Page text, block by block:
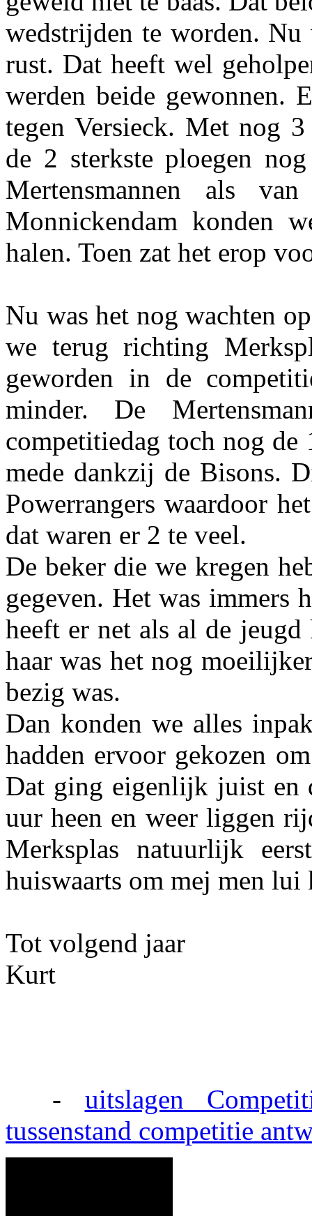
wedstrijden te worden.
rust. Dat heeft wel
werden beide gewonnen.
tegen Versieck. Met nog
de 2 sterkste ploegen
Mertensmannen als
Monnickendam konden
halen. Toen zat het erop
Nu was het nog wachten
we terug richting
geworden in de
minder. De
competitiedag toch nog de
mede dankzij de Bisons.
Powerrangers waardoor
dat waren er 2 te veel.
De beker die we kregen
gegeven. Het was immers
heeft er net als al de
haar was het nog
bezig was.
Dan konden we alles
hadden ervoor gekozen
Dat ging eigenlijk juist en
uur heen en weer liggen
Merksplas natuurlijk
huiswaarts om mej men
Tot volgend jaar
Kurt
- uitslagen
tussenstand competitie